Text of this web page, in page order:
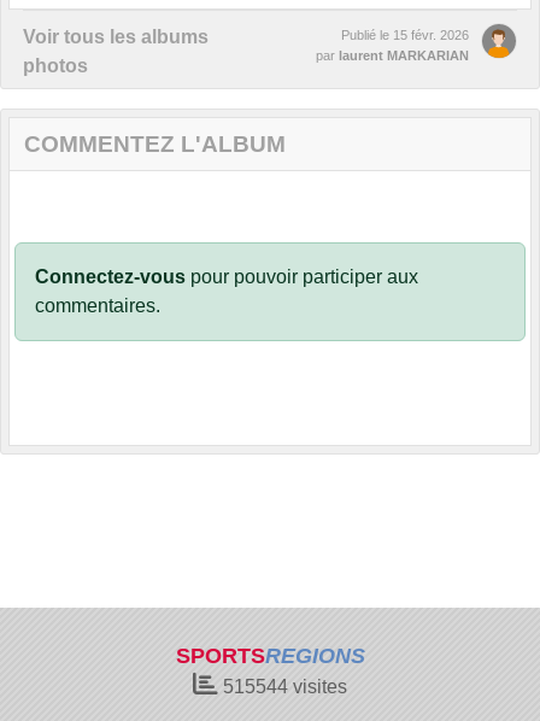
Voir tous les albums
photos
Publié le 15 févr. 2026
par laurent MARKARIAN
COMMENTEZ L'ALBUM
Connectez-vous pour pouvoir participer aux
commentaires.
SPORTSREGIONS
515544 visites